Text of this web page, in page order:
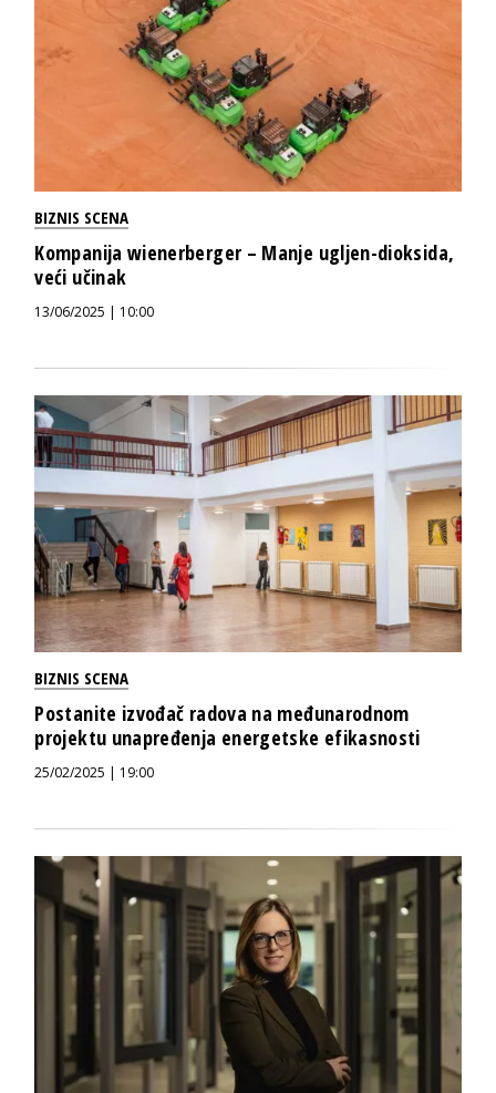
BIZNIS SCENA
Kompanija wienerberger – Manje ugljen-dioksida,
veći učinak
13/06/2025 | 10:00
BIZNIS SCENA
Postanite izvođač radova na međunarodnom
projektu unapređenja energetske efikasnosti
25/02/2025 | 19:00